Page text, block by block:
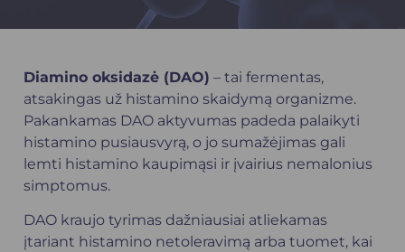
Diamino oksidazė (DAO) – tai fermentas,
atsakingas už histamino skaidymą organizme.
Pakankamas DAO aktyvumas padeda palaikyti
histamino pusiausvyrą, o jo sumažėjimas gali
lemti histamino kaupimąsi ir įvairius nemalonius
simptomus.
DAO kraujo tyrimas dažniausiai atliekamas
įtariant histamino netoleravimą arba tuomet, kai